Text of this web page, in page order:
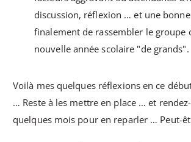
discussion, réflexion … et une
finalement de rassembler le groupe
nouvelle année scolaire "de grands".
Voilà mes quelques réflexions en ce
… Reste à les mettre en place … et
quelques mois pour en reparler … Peut-